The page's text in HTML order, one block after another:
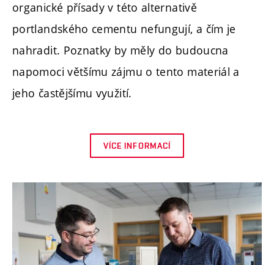
organické přísady v této alternativě
portlandského cementu nefungují, a čím je
nahradit. Poznatky by měly do budoucna
napomoci většímu zájmu o tento materiál a
jeho častějšímu využití.
VÍCE INFORMACÍ